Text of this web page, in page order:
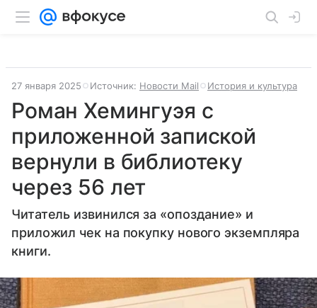
27 января 2025 Источник: Новости Mail История и культура
Роман Хемингуэя с
приложенной запиской
вернули в библиотеку
через 56 лет
Читатель извинился за «опоздание» и
приложил чек на покупку нового экземпляра
книги.